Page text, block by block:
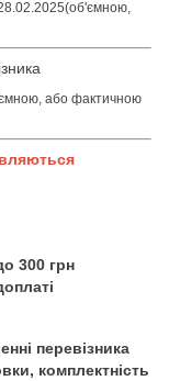
або фактичною
300 грн
перевізника
комплектність